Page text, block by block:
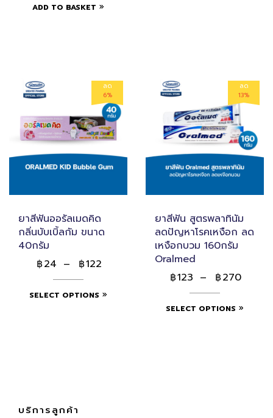
ADD TO BASKET
ลด
6%
ยาสีฟันออรัลเมดคิด
กลิ่นบับเบิ้ลกัม ขนาด
40กรัม
฿24 – ฿122
SELECT OPTIONS
ลด
13%
ยาสีฟัน สูตรพลาทินัม
ลดปัญหาโรคเหงือก ลด
เหงือกบวม 160กรัม
Oralmed
฿123 – ฿270
SELECT OPTIONS
บริการลูกค้า